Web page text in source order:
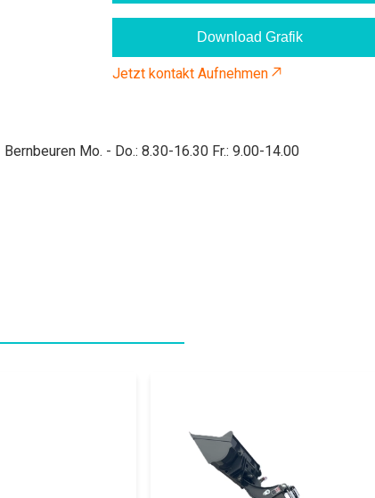
Download Grafik
Jetzt kontakt Aufnehmen
Bernbeuren Mo. - Do.: 8.30-16.30 Fr.: 9.00-14.00